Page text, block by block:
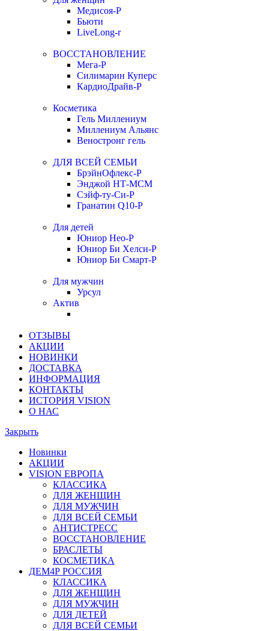
Медисоя-Р
Бьюти
LiveLong-r
ВОССТАНОВЛЕНИЕ
Мега-Р
Силимарин Куперс
КардиоДрайв-Р
Косметика
Гель Миллениум
Миллениум Альянс
Веностронг гель
ДЛЯ ВСЕЙ СЕМЬИ
БрэйнОфлекс-Р
Энджой НТ-МСМ
Сэйф-ту-Си-Р
Гранатин Q10-Р
Для детей
Юниор Нео-Р
Юниор Би Хелси-Р
Юниор Би Смарт-Р
Для мужчин
Урсул
Актив
ОТЗЫВЫ
АКЦИИ
НОВИНКИ
ДОСТАВКА
ИНФОРМАЦИЯ
КОНТАКТЫ
ИСТОРИЯ VISION
О НАС
Закрыть
Новинки
АКЦИИ
VISION ЕВРОПА
КЛАССИКА
ДЛЯ ЖЕНЩИН
ДЛЯ МУЖЧИН
ДЛЯ ВСЕЙ СЕМЬИ
АНТИСТРЕСС
ВОССТАНОВЛЕНИЕ
БРАСЛЕТЫ
КОСМЕТИКА
ДЕМ4Р РОССИЯ
КЛАССИКА
ДЛЯ ЖЕНЩИН
ДЛЯ МУЖЧИН
ДЛЯ ДЕТЕЙ
ДЛЯ ВСЕЙ СЕМЬИ